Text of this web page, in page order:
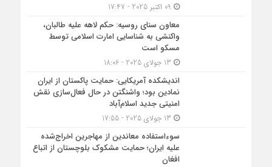
معاون سنای روسیه: حکم لاهه علیه طالبان،
واکنشی به شناسایی امارت اسلامی توسط
مسکو است
اندیشکده آمریکایی: حمایت پاکستان از ایران
نمادین بود؛ واشنگتن در حال فعال‌سازی نقش
امنیتی جدید اسلام‌آباد
سوءاستفاده معاندین از مهاجرین اخراج‌شده
علیه ایران؛ حمایت مشکوک بلوچستان از اتباع
افغان